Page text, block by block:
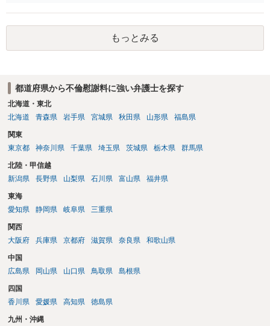
かと思います。有責配偶者ですので相手方からの離婚は拒否しても仮
に訴訟されても法的に成立しません。質問５は認知すると養育費支払
い、相続権が発生します。合意があれば法的に可能ですが法律で強制
することはできません。質問６は可能です。質問７は不貞行為の写真
もっとみる
都道府県から不倫慰謝料に強い弁護士を探す
北海道・東北
北海道
青森県 岩手県 宮城県 秋田県 山形県 福島県
関東
東京都
神奈川県 千葉県 埼玉県 茨城県 栃木県 群馬県
北陸・甲信越
新潟県
長野県 山梨県 石川県 富山県 福井県
東海
愛知県
静岡県 岐阜県 三重県
関西
大阪府
兵庫県 京都府 滋賀県 奈良県 和歌山県
中国
広島県
岡山県 山口県 鳥取県 島根県
四国
香川県
愛媛県 高知県 徳島県
九州・沖縄